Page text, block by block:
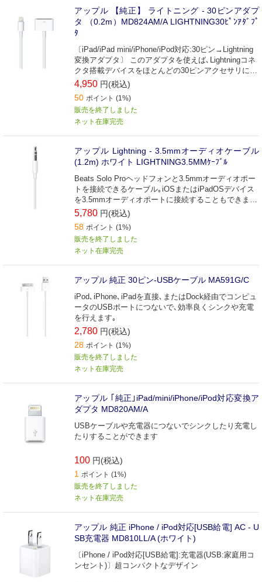
アップル 【純正】 ライトニング - 30ピンアダプ
タ （0.2m）MD824AM/A LIGHTNING30ﾋﾟﾝｱﾀﾞﾌﾟ
ﾀ
〔iPad/iPad mini/iPhone/iPod対応:30ピン→Lightning
変換アダプタ〕 このアダプタを使えば､Lightningコネ
クタ搭載デバイスをほとんどの30ピンアクセサリに接
続できます｡
4,950 円(税込)
50 ポイント (1%)
販売を終了しました
ネット在庫完売
アップル Lightning - 3.5mmオーディオケーブル
(1.2m) ホワイト LIGHTNING3.5MMｹｰﾌﾞﾙ
Beats Solo Proヘッドフォンと3.5mmオーディオポー
トを接続できるケーブル｡iOSまたはiPadOSデバイス
を3.5mmオーディオポートに接続することもできま
す｡
5,780 円(税込)
58 ポイント (1%)
販売を終了しました
ネット在庫完売
アップル 純正 30ピン-USBケーブル MA591G/C
iPod､iPhone､iPadを直接､またはDock経由でコンピュ
ータのUSBポートにつないで､効率良くシンクや充電
を行えます｡
2,780 円(税込)
28 ポイント (1%)
販売を終了しました
ネット在庫完売
アップル ｢純正｣iPad/mini/iPhone/iPod対応変換ア
ダプタ MD820AM/A
USBケーブルや充電器につないでシンクしたり充電し
たりすることができます
100 円(税込)
1 ポイント (1%)
販売を終了しました
ネット在庫完売
アップル 純正 iPhone / iPod対応[USB給電] AC - U
SB充電器 MD810LL/A (ホワイト)
〔iPhone / iPod対応[USB給電]:充電器(USB:家庭用コ
ンセント)〕超コンパクトなデザイン